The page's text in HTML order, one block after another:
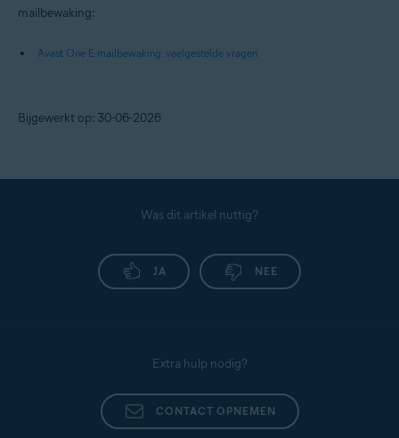
mailbewaking:
Avast One E-mailbewaking: veelgestelde vragen
Bijgewerkt op: 30-06-2026
Was dit artikel nuttig?
JA NEE
Extra hulp nodig?
CONTACT OPNEMEN